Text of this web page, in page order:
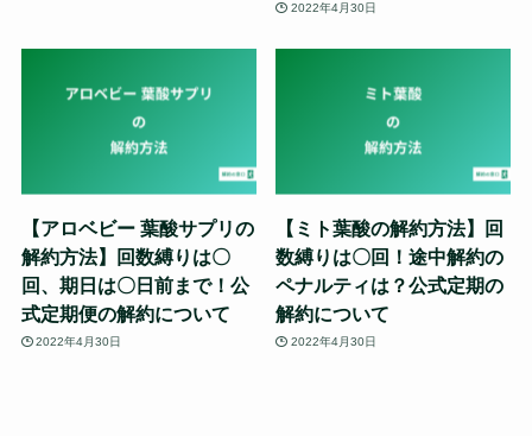
2022年4月30日
【アロベビー 葉酸サプリの
解約方法】回数縛りは〇
回、期日は〇日前まで！公
式定期便の解約について
2022年4月30日
【ミト葉酸の解約方法】回
数縛りは〇回！途中解約の
ペナルティは？公式定期の
解約について
2022年4月30日